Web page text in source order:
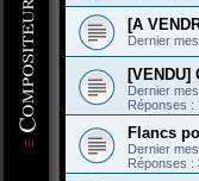
[A
Dernier
[VENDU]
Dernier
Réponses :
Flancs
Dernier
Réponses :